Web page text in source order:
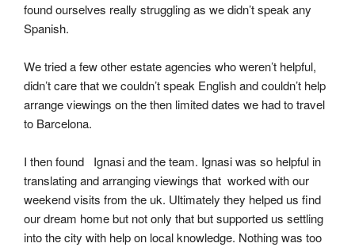
found ourselves really struggling as we didn’t speak any
Spanish.
We tried a few other estate agencies who weren’t helpful,
didn’t care that we couldn’t speak English and couldn’t help
arrange viewings on the then limited dates we had to travel
to Barcelona.
I then found   Ignasi and the team. Ignasi was so helpful in
translating and arranging viewings that  worked with our
weekend visits from the uk. Ultimately they helped us find
our dream home but not only that but supported us settling
into the city with help on local knowledge. Nothing was too